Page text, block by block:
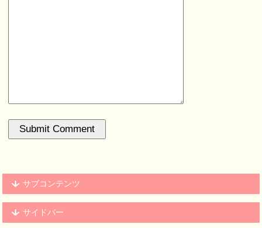
サブコンテンツ
サイドバー